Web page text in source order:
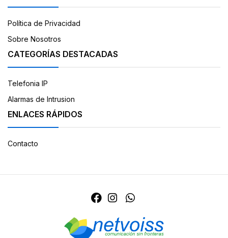
Política de Privacidad
Sobre Nosotros
CATEGORÍAS DESTACADAS
Telefonia IP
Alarmas de Intrusion
ENLACES RÁPIDOS
Contacto